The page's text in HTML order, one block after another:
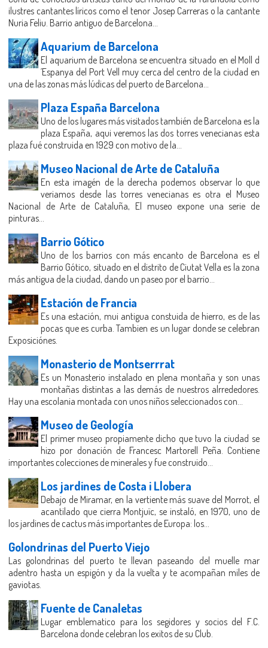
ilustres cantantes líricos como el tenor Josep Carreras o la cantante
Nuria Feliu. Barrio antiguo de Barcelona...
Aquarium de Barcelona
El aquarium de Barcelona se encuentra situado en el Moll d
´Espanya del Port Vell muy cerca del centro de la ciudad en
una de las zonas más lúdicas del puerto de Barcelona...
Plaza España Barcelona
Uno de los lugares más visitados también de Barcelona es la
plaza España, aqui veremos las dos torres venecianas esta
plaza fué construida en 1929 con motivo de la...
Museo Nacional de Arte de Cataluña
En esta imagén de la derecha podemos observar lo que
veriamos desde las torres venecianas es otra el Museo
Nacional de Arte de Cataluña, El museo expone una serie de
pinturas...
Barrio Gótico
Uno de los barrios con más encanto de Barcelona es el
Barrio Gótico, situado en el distrito de Ciutat Vella es la zona
más antigua de la ciudad, dando un paseo por el barrio...
Estación de Francia
Es una estación, mui antigua constuida de hierro, es de las
pocas que es curba. Tambien es un lugar donde se celebran
Exposiciónes.
Monasterio de Montserrrat
Es un Monasterio instalado en plena montaña y son unas
montañas distintas a las demás de nuestros alrrededores.
Hay una escolania montada con unos niños seleccionados con...
Museo de Geología
El primer museo propiamente dicho que tuvo la ciudad se
hizo por donación de Francesc Martorell Peña. Contiene
importantes colecciones de minerales y fue construido...
Los jardines de Costa i Llobera
Debajo de Miramar, en la vertiente más suave del Morrot, el
acantilado que cierra Montjuïc, se instaló, en 1970, uno de
los jardines de cactus más importantes de Europa: los...
Golondrinas del Puerto Viejo
Las golondrinas del puerto te llevan paseando del muelle mar
adentro hasta un espigón y da la vuelta y te acompañan miles de
gaviotas.
Fuente de Canaletas
Lugar emblematico para los segidores y socios del F.C.
Barcelona donde celebran los exitos de su Club.